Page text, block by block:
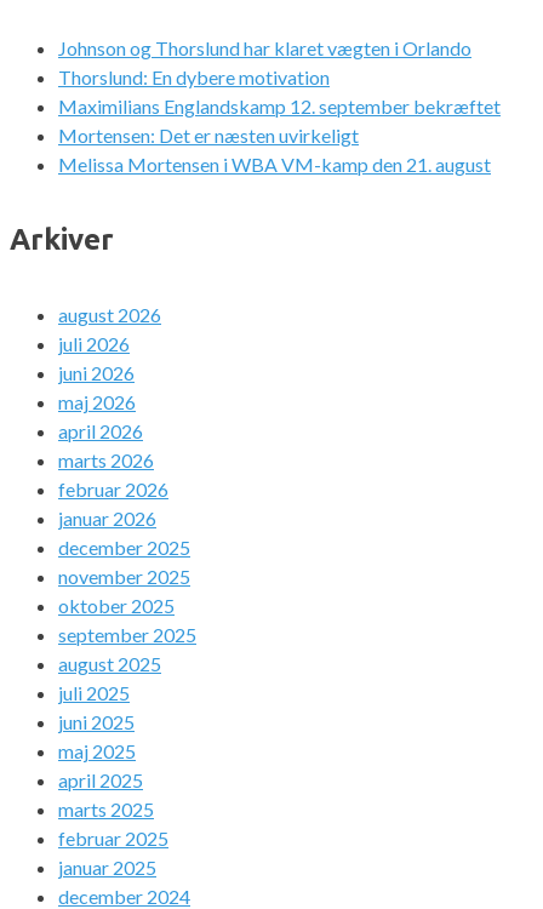
Johnson og Thorslund har klaret vægten i Orlando
Thorslund: En dybere motivation
Maximilians Englandskamp 12. september bekræftet
Mortensen: Det er næsten uvirkeligt
Melissa Mortensen i WBA VM-kamp den 21. august
Arkiver
august 2026
juli 2026
juni 2026
maj 2026
april 2026
marts 2026
februar 2026
januar 2026
december 2025
november 2025
oktober 2025
september 2025
august 2025
juli 2025
juni 2025
maj 2025
april 2025
marts 2025
februar 2025
januar 2025
december 2024